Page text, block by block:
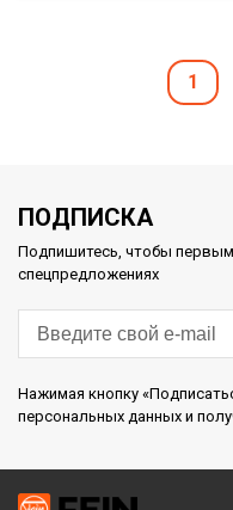
1
ПОДПИСКА
Подпишитесь, чтобы
спецпредложениях
Нажимая кнопку
персональных данных и